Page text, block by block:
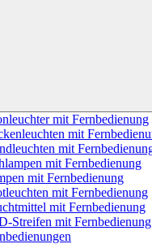
mit Fernbedienung
mit
mit
mit Fernbedienung
mit Fernbedienung
mit Fernbedienung
mit Fernbedienung
Streifen mit Fernbedienung